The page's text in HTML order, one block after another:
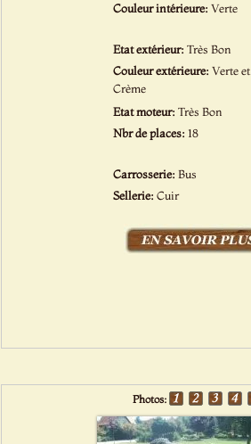
Couleur intérieure:Verte
Etat extérieur:Très Bon
Couleur extérieure:Verte et
Crème
Etat moteur:Très Bon
Nbr de places:18
Carrosserie:Bus
Sellerie:Cuir
Photos: